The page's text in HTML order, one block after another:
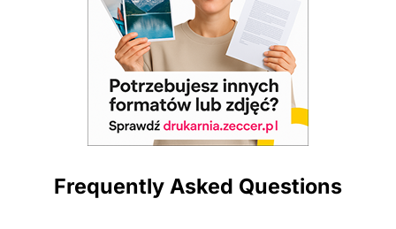
Frequently Asked Questions